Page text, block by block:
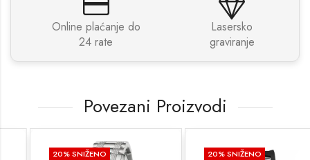
Online plaćanje do
24 rate
Lasersko
graviranje
Povezani Proizvodi
% SNIŽENO % SNIŽENO